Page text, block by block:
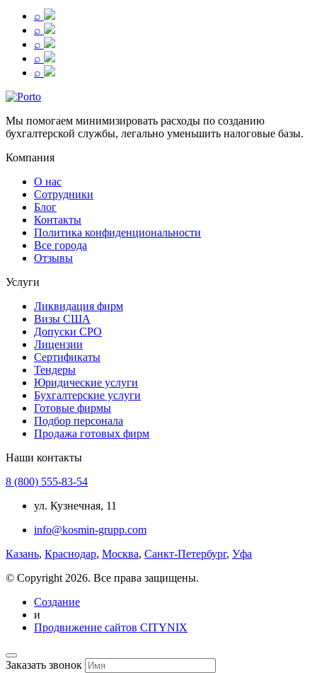
⌕
⌕
⌕
⌕
⌕
Мы помогаем минимизировать расходы по созданию
бухгалтерской службы, легально уменьшить налоговые базы.
Компания
О нас
Сотрудники
Блог
Контакты
Политика конфиденциональности
Все города
Отзывы
Услуги
Ликвидация фирм
Визы США
Допуски СРО
Лицензии
Сертификаты
Тендеры
Юридические услуги
Бухгалтерские услуги
Готовые фирмы
Подбор персонала
Продажа готовых фирм
Наши контакты
8 (800) 555-83-54
ул. Кузнечная, 11
info@kosmin-grupp.com
Казань, Краснодар, Москва, Санкт-Петербург, Уфа
© Copyright 2026. Все права защищены.
Создание
и
Продвижение сайтов CITYNIX
Заказать звонок